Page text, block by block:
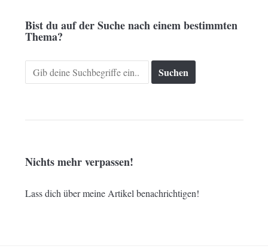
Bist du auf der Suche nach einem bestimmten
Thema?
Search
for:
Nichts mehr verpassen!
Lass dich über meine Artikel benachrichtigen!